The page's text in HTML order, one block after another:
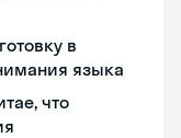
в
языка
что